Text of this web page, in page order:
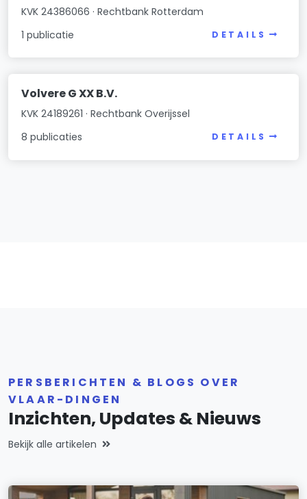
KVK 24386066 · Rechtbank Rotterdam
1 publicatie
DETAILS
Volvere G XX B.V.
KVK 24189261 · Rechtbank Overijssel
8 publicaties
DETAILS
PERSBERICHTEN & BLOGS OVER
VLAAR-DINGEN
Inzichten, Updates & Nieuws
Bekijk alle artikelen